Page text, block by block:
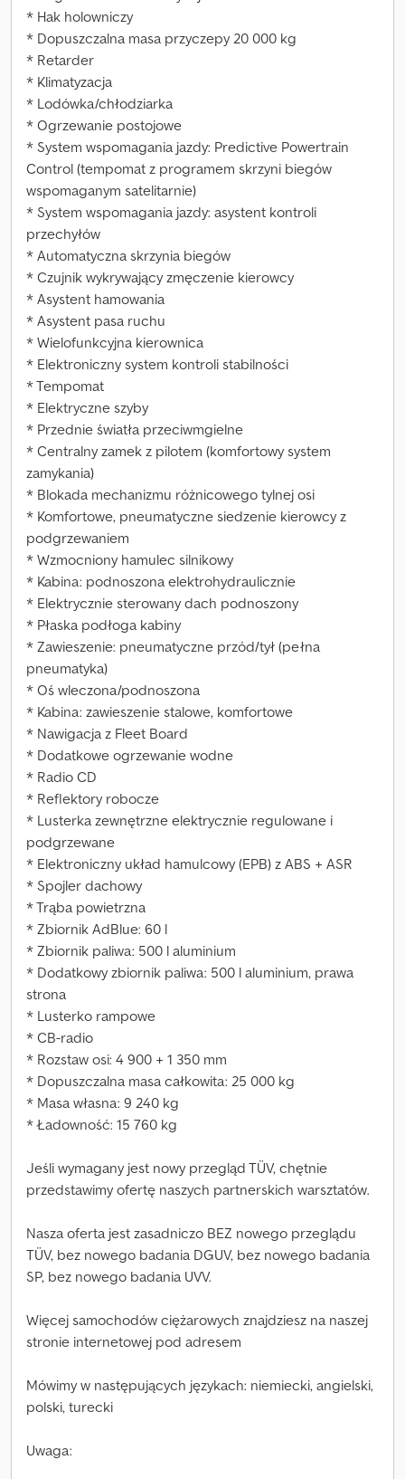
* Hak holowniczy
* Dopuszczalna masa przyczepy 20 000 kg
* Retarder
* Klimatyzacja
* Lodówka/chłodziarka
* Ogrzewanie postojowe
* System wspomagania jazdy: Predictive Powertrain
Control (tempomat z programem skrzyni biegów
wspomaganym satelitarnie)
* System wspomagania jazdy: asystent kontroli
przechyłów
* Automatyczna skrzynia biegów
* Czujnik wykrywający zmęczenie kierowcy
* Asystent hamowania
* Asystent pasa ruchu
* Wielofunkcyjna kierownica
* Elektroniczny system kontroli stabilności
* Tempomat
* Elektryczne szyby
* Przednie światła przeciwmgielne
* Centralny zamek z pilotem (komfortowy system
zamykania)
* Blokada mechanizmu różnicowego tylnej osi
* Komfortowe, pneumatyczne siedzenie kierowcy z
podgrzewaniem
* Wzmocniony hamulec silnikowy
* Kabina: podnoszona elektrohydraulicznie
* Elektrycznie sterowany dach podnoszony
* Płaska podłoga kabiny
* Zawieszenie: pneumatyczne przód/tył (pełna
pneumatyka)
* Oś wleczona/podnoszona
* Kabina: zawieszenie stalowe, komfortowe
* Nawigacja z Fleet Board
* Dodatkowe ogrzewanie wodne
* Radio CD
* Reflektory robocze
* Lusterka zewnętrzne elektrycznie regulowane i
podgrzewane
* Elektroniczny układ hamulcowy (EPB) z ABS + ASR
* Spojler dachowy
* Trąba powietrzna
* Zbiornik AdBlue: 60 l
* Zbiornik paliwa: 500 l aluminium
* Dodatkowy zbiornik paliwa: 500 l aluminium, prawa
strona
* Lusterko rampowe
* CB-radio
* Rozstaw osi: 4 900 + 1 350 mm
* Dopuszczalna masa całkowita: 25 000 kg
* Masa własna: 9 240 kg
* Ładowność: 15 760 kg
Jeśli wymagany jest nowy przegląd TÜV, chętnie
przedstawimy ofertę naszych partnerskich warsztatów.
Nasza oferta jest zasadniczo BEZ nowego przeglądu
TÜV, bez nowego badania DGUV, bez nowego badania
SP, bez nowego badania UVV.
Więcej samochodów ciężarowych znajdziesz na naszej
stronie internetowej pod adresem
Mówimy w następujących językach: niemiecki, angielski,
polski, turecki
Uwaga: